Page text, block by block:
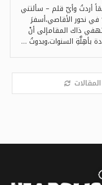
أردتُ وأيّ قلم – سألتني
نحور الأقاصي،أسفرَ
ذاك المقامإلى أنْ
بأهِلَّةِ السنوات،وبدوتُ …